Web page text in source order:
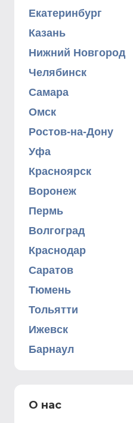
Екатеринбург
Казань
Нижний Новгород
Челябинск
Самара
Омск
Ростов-на-Дону
Уфа
Красноярск
Воронеж
Пермь
Волгоград
Краснодар
Саратов
Тюмень
Тольятти
Ижевск
Барнаул
О нас